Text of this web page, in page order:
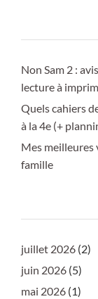
Non Sam 2 :
lecture à
Quels cahiers
à la 4e (+
Mes
famille
juillet 2026 (2)
juin 2026 (5)
mai 2026 (1)